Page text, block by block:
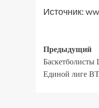
Источник:
Предыдущий
Единой лиге